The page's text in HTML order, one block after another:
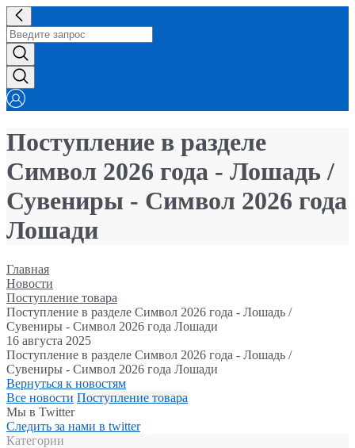
Поступление в разделе
Символ 2026 года - Лошадь /
Сувениры - Символ 2026 года
Лошади
Главная
Новости
Поступление товара
Поступление в разделе Символ 2026 года - Лошадь /
Сувениры - Символ 2026 года Лошади
16 августа 2025
Поступление в разделе Символ 2026 года - Лошадь /
Сувениры - Символ 2026 года Лошади
Вернуться к новостям
Все новости Поступление товара
Мы в Twitter
Следить за нами в twitter
Категории